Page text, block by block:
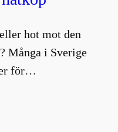
hot mot den
Många i Sverige
för…